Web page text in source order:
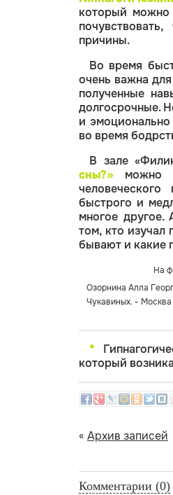
который
причины.
Во время
очень важна
полученные
долгосрочные.
и
во время
В зале
сны?» можно
быстрого и
многое
том, кто изучал
бывают и какие
На
Озорнина Алла
Чукавиных. - Москва
*
который
« Архив записей
Комментарии (0)